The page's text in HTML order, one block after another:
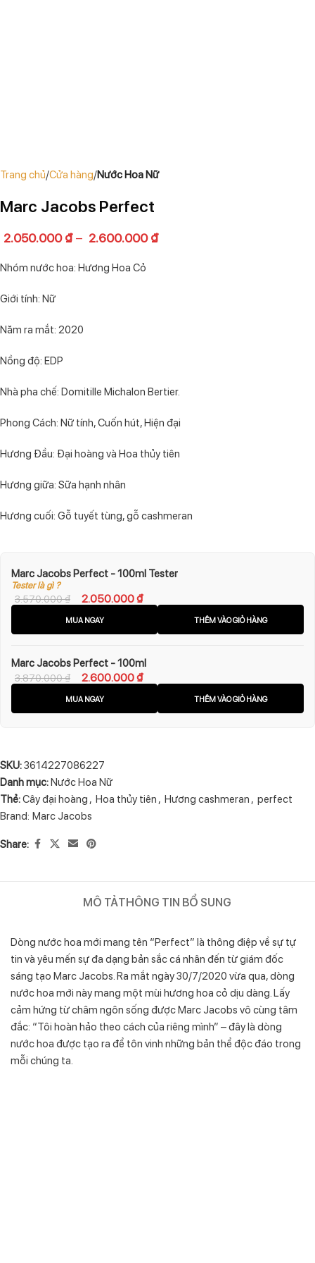
Trang chủ Cửa hàng Nước Hoa Nữ
Marc Jacobs Perfect
2.050.000₫– 2.600.000₫
Nhóm nước hoa: Hương Hoa Cỏ
Giới tính: Nữ
Năm ra mắt: 2020
Nồng độ: EDP
Nhà pha chế: Domitille Michalon Bertier.
Phong Cách: Nữ tính, Cuốn hút, Hiện đại
Hương Đầu: Đại hoàng và Hoa thủy tiên
Hương giữa: Sữa hạnh nhân
Hương cuối: Gỗ tuyết tùng, gỗ cashmeran
Marc Jacobs Perfect - 100ml Tester
Tester là gì ?
3.570.000₫ 2.050.000₫
MUA NGAY THÊM VÀO GIỎ HÀNG
Marc Jacobs Perfect - 100ml
3.870.000₫ 2.600.000₫
MUA NGAY THÊM VÀO GIỎ HÀNG
SKU:3614227086227
Danh mục:Nước Hoa Nữ
Thẻ:Cây đại hoàng , Hoa thủy tiên , Hương cashmeran , perfect
Brand: Marc Jacobs
Share:
MÔ TẢTHÔNG TIN BỔ SUNG
Dòng nước hoa mới mang tên “Perfect” là thông điệp về sự tự
tin và yêu mến sự đa dạng bản sắc cá nhân đến từ giám đốc
sáng tạo Marc Jacobs. Ra mắt ngày 30/7/2020 vừa qua, dòng
nước hoa mới này mang một mùi hương hoa cỏ dịu dàng. Lấy
cảm hứng từ châm ngôn sống được Marc Jacobs vô cùng tâm
đắc: “Tôi hoàn hảo theo cách của riêng mình” – đây là dòng
nước hoa được tạo ra để tôn vinh những bản thể độc đáo trong
mỗi chúng ta.